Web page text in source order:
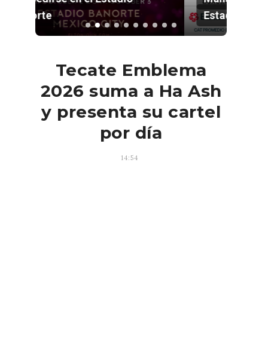
Estadio GNP
Tecate Emblema
2026 suma a Ha Ash
y presenta su cartel
por día
14:54